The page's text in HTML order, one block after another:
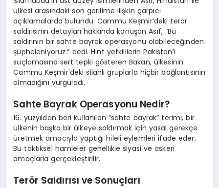
DIĞER
ülkesi arasındaki son gerilime ilişkin çarpıcı
açıklamalarda bulundu. Cammu Keşmir’deki terör
saldırısının detayları hakkında konuşan Asıf, “Bu
saldırının bir sahte bayrak operasyonu olabileceğinden
şüpheleniyoruz.” dedi. Hint yetkililerin Pakistan’ı
suçlamasına sert tepki gösteren Bakan, ülkesinin
Cammu Keşmir’deki silahlı gruplarla hiçbir bağlantısının
olmadığını vurguladı.
Sahte Bayrak Operasyonu Nedir?
16. yüzyıldan beri kullanılan “sahte bayrak” terimi, bir
ülkenin başka bir ülkeye saldırmak için yasal gerekçe
üretmek amacıyla yaptığı hileli eylemleri ifade eder.
Bu taktiksel hamleler genellikle siyasi ve askeri
amaçlarla gerçekleştirilir.
Terör Saldırısı ve Sonuçları